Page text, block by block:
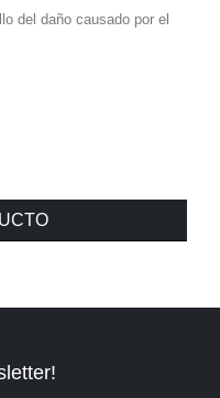
del daño causado por el